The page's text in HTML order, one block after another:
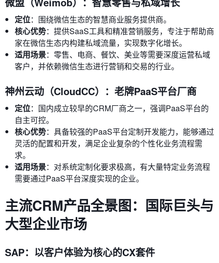
定位：围绕微信生态的智慧商业服务提供商。
核心优势：提供SaaS工具和精准营销服务，专注于帮助商
家在微信生态内构建私域流量，实现数字化增长。
适用场景：零售、电商、餐饮、美业等需要深度运营私域
客户，并依赖微信生态进行营销和交易的行业。
神州云动（CloudCC）：老牌PaaS平台厂商
定位：国内成立较早的CRM厂商之一，强调PaaS平台的
自主可控。
核心优势：具备较强的PaaS平台定制开发能力，能够通过
灵活的配置和开发，满足企业复杂的个性化业务流程需
求。
适用场景：对系统定制化要求极高，有大量特定业务流程
需要通过PaaS平台深度实现的企业。
主流CRM产品全景图：国际巨头与
大型企业市场
SAP：以客户体验为核心的CX套件